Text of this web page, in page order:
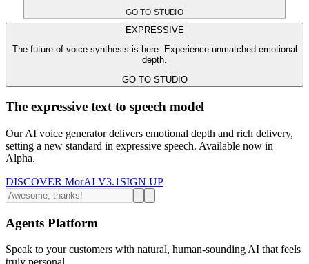
GO TO STUDIO
EXPRESSIVE
The future of voice synthesis is here. Experience unmatched emotional
depth.
GO TO STUDIO
The expressive text to speech model
Our AI voice generator delivers emotional depth and rich delivery,
setting a new standard in expressive speech. Available now in
Alpha.
DISCOVER MorAI V3.1 SIGN UP
Agents Platform
Speak to your customers with natural, human-sounding AI that feels